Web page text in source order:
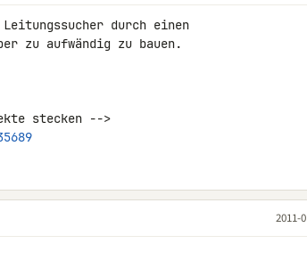
durch einen
zu aufwändig zu bauen.
2011-